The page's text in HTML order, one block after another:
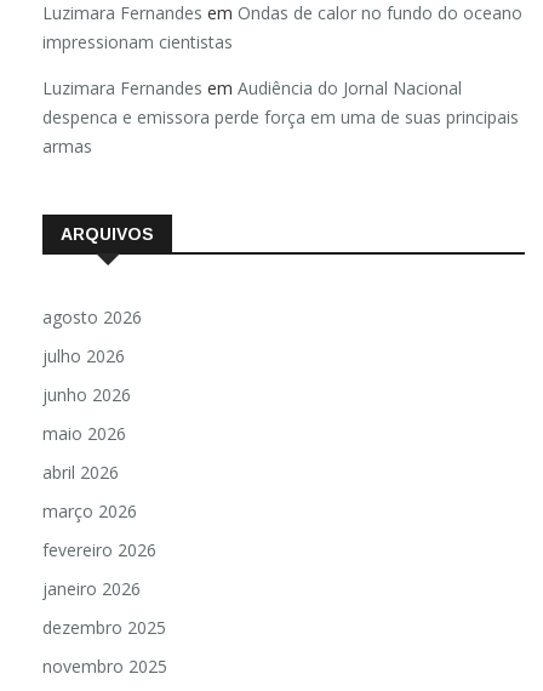
Luzimara Fernandes em Ondas de calor no fundo do oceano
impressionam cientistas
Luzimara Fernandes em Audiência do Jornal Nacional
despenca e emissora perde força em uma de suas principais
armas
ARQUIVOS
agosto 2026
julho 2026
junho 2026
maio 2026
abril 2026
março 2026
fevereiro 2026
janeiro 2026
dezembro 2025
novembro 2025